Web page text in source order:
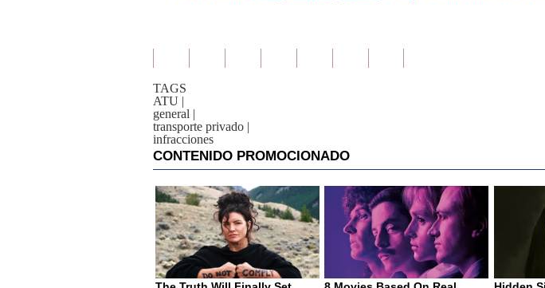
TAGS
ATU |
general |
transporte privado |
infracciones